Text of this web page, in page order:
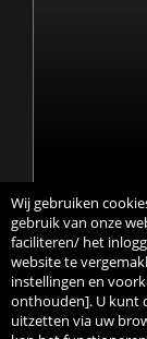
Copyright 2020
Wij gebruiken
gebruik van onze
faciliteren/ het
website te
instellingen en
onthouden]. U kunt
uitzetten via uw